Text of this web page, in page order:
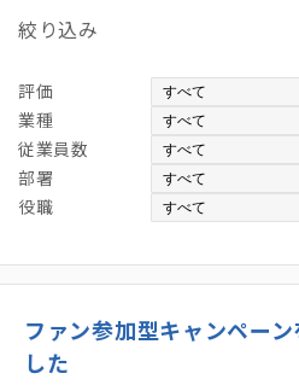
絞り込み
評価
業種
従業員数
部署
役職
ファン参加型キャンペー
した